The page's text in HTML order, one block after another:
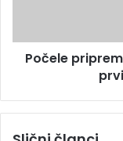
Počele